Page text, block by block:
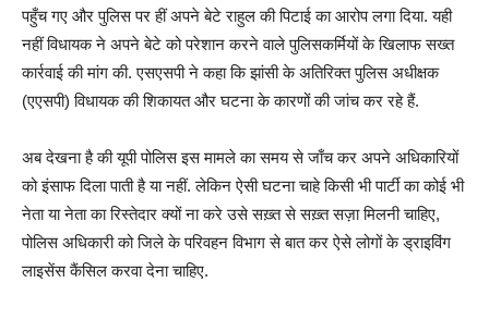
पहुँच गए और पुलिस पर हीं अपने बेटे राहुल की पिटाई का आरोप लगा दिया. यही
नहीं विधायक ने अपने बेटे को परेशान करने वाले पुलिसकर्मियों के खिलाफ सख्त
कार्रवाई की मांग की. एसएसपी ने कहा कि झांसी के अतिरिक्त पुलिस अधीक्षक
(एएसपी) विधायक की शिकायत और घटना के कारणों की जांच कर रहे हैं.
अब देखना है की यूपी पोलिस इस मामले का समय से जाँच कर अपने अधिकारियों
को इंसाफ दिला पाती है या नहीं. लेकिन ऐसी घटना चाहे किसी भी पार्टी का कोई भी
नेता या नेता का रिस्तेदार क्यों ना करे उसे सख़्त से सख़्त सज़ा मिलनी चाहिए,
पोलिस अधिकारी को जिले के परिवहन विभाग से बात कर ऐसे लोगों के ड्राइविंग
लाइसेंस कैंसिल करवा देना चाहिए.